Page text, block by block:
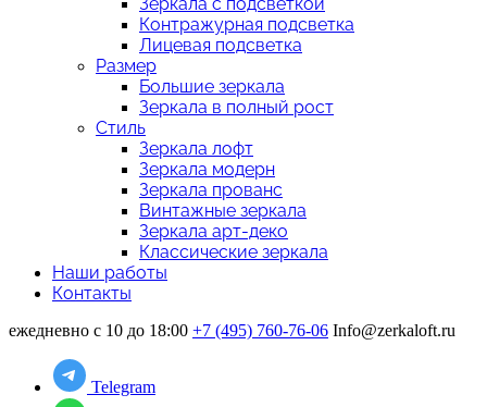
Контражурная подсветка
Лицевая подсветка
Размер
Большие зеркала
Зеркала в полный рост
Стиль
Зеркала лофт
Зеркала модерн
Зеркала прованс
Винтажные зеркала
Зеркала арт-деко
Классические зеркала
Наши работы
Контакты
ежедневно с 10 до 18:00 +7 (495) 760-76-06 Info@zerkaloft.ru
Telegram